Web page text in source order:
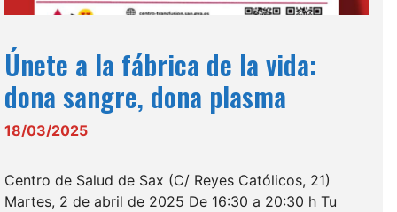
Únete a la fábrica de la vida:
dona sangre, dona plasma
18/03/2025
Centro de Salud de Sax (C/ Reyes Católicos, 21)
Martes, 2 de abril de 2025 De 16:30 a 20:30 h Tu